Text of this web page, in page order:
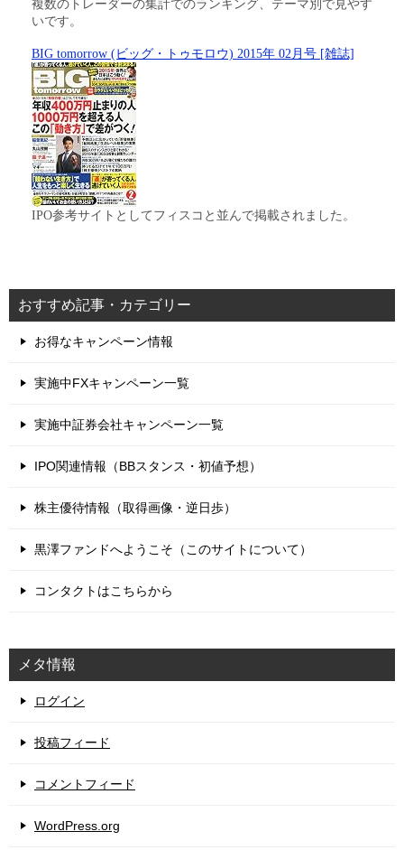
複数のトレーダーの集計でのランキング、テーマ別で見やす
いです。
BIG tomorrow (ビッグ・トゥモロウ) 2015年 02月号 [雑誌]
IPO参考サイトとしてフィスコと並んで掲載されました。
おすすめ記事・カテゴリー
お得なキャンペーン情報
実施中FXキャンペーン一覧
実施中証券会社キャンペーン一覧
IPO関連情報（BBスタンス・初値予想）
株主優待情報（取得画像・逆日歩）
黒澤ファンドへようこそ（このサイトについて）
コンタクトはこちらから
メタ情報
ログイン
投稿フィード
コメントフィード
WordPress.org